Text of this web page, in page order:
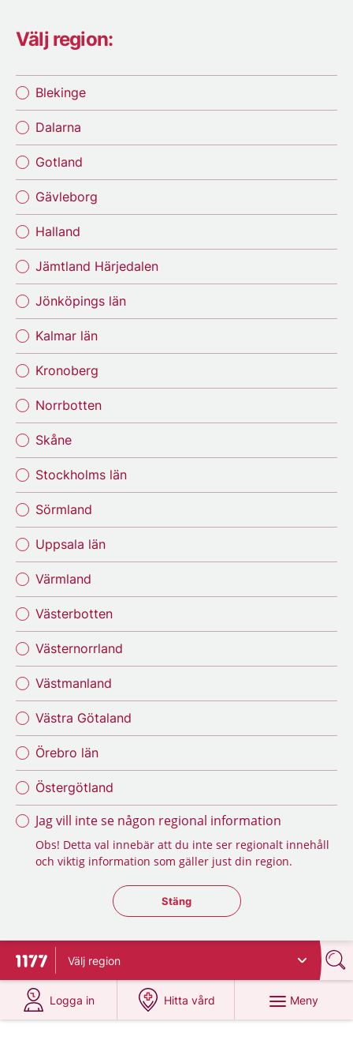
Välj region:
Blekinge
Dalarna
Gotland
Gävleborg
Halland
Jämtland Härjedalen
Jönköpings län
Kalmar län
Kronoberg
Norrbotten
Skåne
Stockholms län
Sörmland
Uppsala län
Värmland
Västerbotten
Västernorrland
Västmanland
Västra Götaland
Örebro län
Östergötland
Jag vill inte se någon regional information
Obs! Detta val innebär att du inte ser regionalt innehåll
och viktig information som gäller just din region.
Stäng regionsväljaren
Stäng
Till startsidan för 1177
Välj region
Logga in
på 1177.se
Hitta vård
på 1177.se
Meny